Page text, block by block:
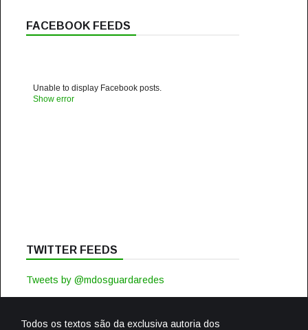
FACEBOOK FEEDS
Unable to display Facebook posts.
Show error
TWITTER FEEDS
Tweets by @mdosguardaredes
Todos os textos são da exclusiva autoria dos